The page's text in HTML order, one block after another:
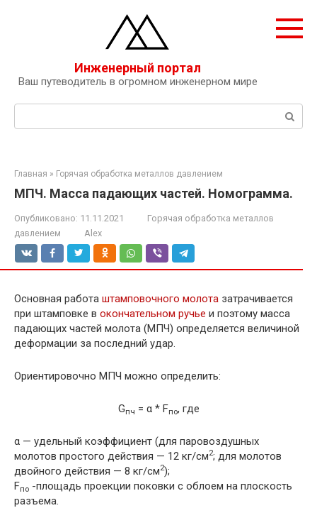
Инженерный портал
Ваш путеводитель в огромном инженерном мире
Поиск:
Главная » Горячая обработка металлов давлением
МПЧ. Масса падающих частей. Номограмма.
Опубликовано: 11.11.2021
Горячая обработка металлов
давлением
Alex
Основная работа штамповочного молота затрачивается
при штамповке в окончательном ручье и поэтому масса
падающих частей молота (МПЧ) определяется величиной
деформации за последний удар.
Ориентировочно МПЧ можно определить:
Gпч = α * Fпо, где
α — удельный коэффициент (для паровоздушных
молотов простого действия — 12 кг/см2; для молотов
двойного действия — 8 кг/см2);
Fпо -площадь проекции поковки с облоем на плоскость
разъема.